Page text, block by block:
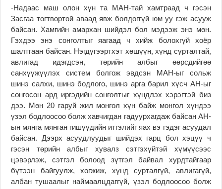
-Надаас маш олон хүн та МАН-тай хамтраад ч гэсэн
Засгаа тогтвортой аваад явж болдоггүй юм уу гэж асууж
байсан. Хамгийн амархан шийдэл бол мэдээж энэ мөн.
Гэхдээ энэ сонголтыг яагаад ч хийж болохгүй хоёр
шалтгаан байсан. Нэгдүгээртхэт хөшүүн, хүнд сурталтай,
авлигад идэгдсэн, төрийн албыг өөрсдийгөө
санхүүжүүлэх систем болгож эвдсэн МАН-ыг сольж
шинэ салхи, шинэ бодлого, шинэ арга барил хүсч АН-ыг
сонгосон ард иргэдийн сонголтыг хүндлэх хэрэгтэй биз
дээ. Мөн 20 гаруй жил монгол хүн байж монгол хүндээ
үзэл бодлоосоо болж хавчигдан гадуурхагдаж байсан АН-
ын мянга мянган гишүүдийн итгэлийг яах вэ гэдэг асуудал
байсан. Дээрх асуудлуудыг шийдэх гарц бол хэцүү ч
гэсэн төрийн албыг хувалз сэтгэхүйтэй хүмүүсээс
цэвэрлэж, сэтгэл болоод зүтгэл байвал хурдтайгаар
бүтээн байгуулж, хөгжиж, хүнд сурталгүй, авлигагүй,
албан тушаалыг наймаалцдаггүй, үзэл бодлоосоо болж